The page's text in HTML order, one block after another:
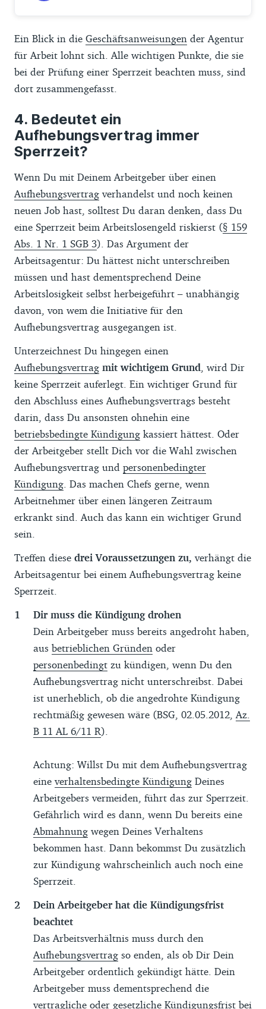
Ein Blick in die Geschäftsanweisungen der Agentur
für Arbeit lohnt sich. Alle wichtigen Punkte, die sie
bei der Prüfung einer Sperrzeit beachten muss, sind
dort zusammengefasst.
Bedeutet ein
Aufhebungsvertrag immer
Sperrzeit?
Wenn Du mit Deinem Arbeitgeber über einen
Aufhebungsvertrag verhandelst und noch keinen
neuen Job hast, solltest Du daran denken, dass Du
eine Sperrzeit beim Arbeitslosengeld riskierst (§ 159
Abs. 1 Nr. 1 SGB 3). Das Argument der
Arbeitsagentur: Du hättest nicht unterschreiben
müssen und hast dementsprechend Deine
Arbeitslosigkeit selbst herbeigeführt – unabhängig
davon, von wem die Initiative für den
Aufhebungsvertrag ausgegangen ist.
Unterzeichnest Du hingegen einen
Aufhebungsvertrag mit wichtigem Grund , wird Dir
keine Sperrzeit auferlegt. Ein wichtiger Grund für
den Abschluss eines Aufhebungsvertrags besteht
darin, dass Du ansonsten ohnehin eine
betriebsbedingte Kündigung kassiert hättest. Oder
der Arbeitgeber stellt Dich vor die Wahl zwischen
Aufhebungsvertrag und personenbedingter
Kündigung . Das machen Chefs gerne, wenn
Arbeitnehmer über einen längeren Zeitraum
erkrankt sind. Auch das kann ein wichtiger Grund
sein.
Treffen diese drei Voraussetzungen zu, verhängt die
Arbeitsagentur bei einem Aufhebungsvertrag keine
Sperrzeit.
Dir muss die Kündigung drohen
Dein Arbeitgeber muss bereits angedroht haben,
aus betrieblichen Gründen oder
personenbedingt zu kündigen, wenn Du den
Aufhebungsvertrag nicht unterschreibst. Dabei
ist unerheblich, ob die angedrohte Kündigung
rechtmäßig gewesen wäre (BSG, 02.05.2012, Az.
B 11 AL 6/11 R).
Achtung: Willst Du mit dem Aufhebungsvertrag
eine verhaltensbedingte Kündigung Deines
Arbeitgebers vermeiden, führt das zur Sperrzeit.
Gefährlich wird es dann, wenn Du bereits eine
Abmahnung wegen Deines Verhaltens
bekommen hast. Dann bekommst Du zusätzlich
zur Kündigung wahrscheinlich auch noch eine
Sperrzeit.
Dein Arbeitgeber hat die Kündigungsfrist
beachtet
Das Arbeitsverhältnis muss durch den
Aufhebungsvertrag so enden, als ob Dir Dein
Arbeitgeber ordentlich gekündigt hätte. Dein
Arbeitgeber muss dementsprechend die
vertragliche oder gesetzliche Kündigungsfrist bei